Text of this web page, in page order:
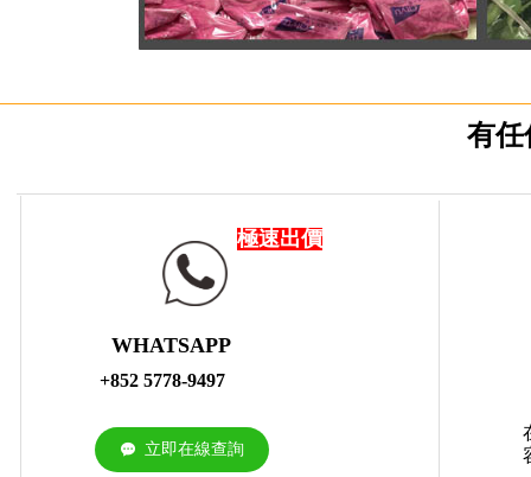
WHATSAPP
+852 5778-9497
끁 立即在線查詢
極速出價
有任